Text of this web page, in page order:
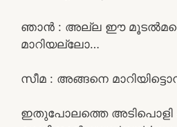
ഞാൻ : അല്ല ഈ
മാറിയല്ലോ…
സീമ : അങ്ങനെ
ഇതുപോലത്തെ അടിപൊളി